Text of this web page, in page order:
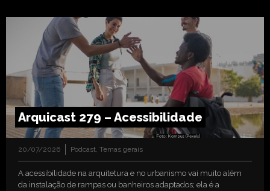
Arquicast 279 – Acessibilidade
20/07/2026 Podcast, Temas gerais
A acessibilidade na arquitetura e no urbanismo vai muito além
da instalação de rampas ou banheiros adaptados; ela é a